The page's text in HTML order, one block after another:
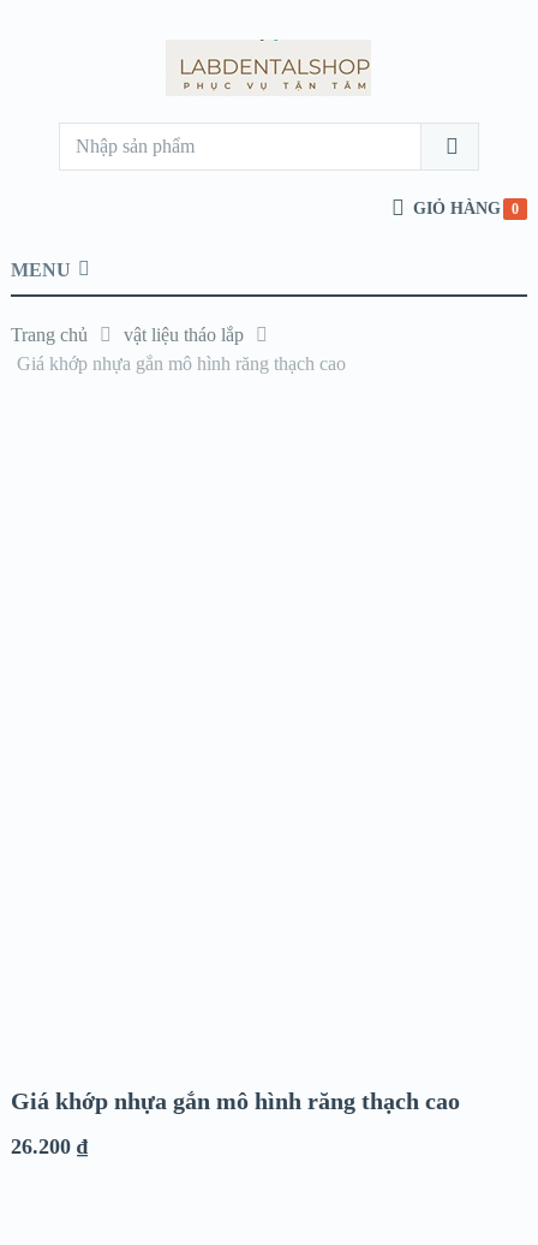
GIỎ HÀNG 0
MENU
Trang chủ
vật liệu tháo lắp
Giá khớp nhựa gắn mô hình răng thạch cao
Giá khớp nhựa gắn mô hình răng thạch cao
26.200 ₫